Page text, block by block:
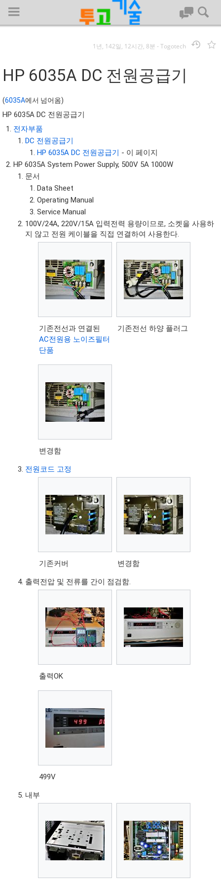
회사명 :
투고기술
| 대표 : 김명기 | 사업자번호 : 142-08-78939
전화 : 031-8065-5299 | 주소 : (16954)) 경기도 용인시 기흥구 흥덕1
로 13, B동(complex동) 1213호(영덕동,흥덕IT밸리)
COPYRIGHT (C) 투고기술 ALL RIGHTS RESEVED
투고기술 위키 저작권
1년, 142일, 12시간, 8분 -Togotech
HP 6035A DC 전원공급기
(6035A에서 넘어옴)
HP 6035A DC 전원공급기
전자부품
DC 전원공급기
HP 6035A DC 전원공급기 - 이 페이지
HP 6035A System Power Supply, 500V 5A 1000W
문서
Data Sheet
Operating Manual
Service Manual
100V/24A, 220V/15A 입력전력 용량이므로, 소켓을 사용하
지 않고 전원 케이블을 직접 연결하여 사용한다.
기존전선과 연결된
AC전원용 노이즈필터
단품
기존전선 하양 플러그
변경함
전원코드 고정
기존커버 변경함
출력전압 및 전류를 간이 점검함.
출력OK
499V
내부